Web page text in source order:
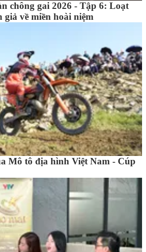
chông gai 2026 - Tập 6: Loạt
giả về miền hoài niệm
Mô tô địa hình Việt Nam - Cúp